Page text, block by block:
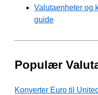
Valutaenheter og
guide
Populær
Konverter Euro til